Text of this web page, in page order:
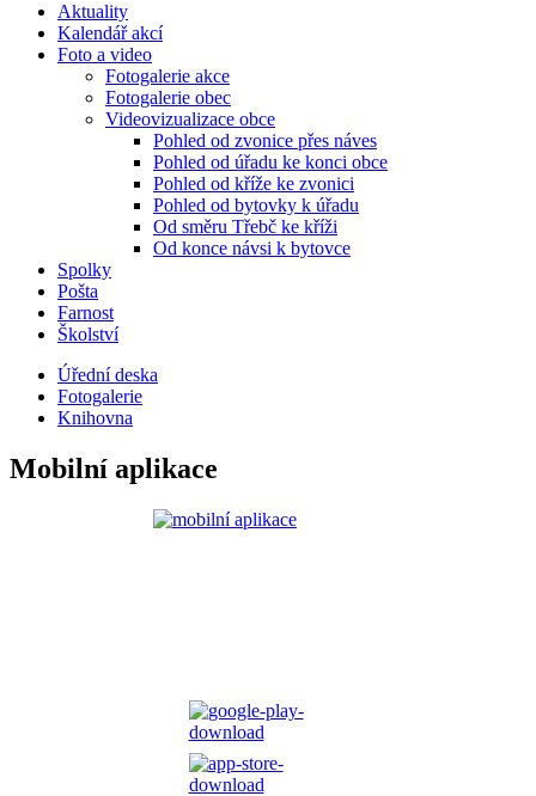
Aktuality
Kalendář akcí
Foto a video
Fotogalerie akce
Fotogalerie obec
Videovizualizace obce
Pohled od zvonice přes náves
Pohled od úřadu ke konci obce
Pohled od kříže ke zvonici
Pohled od bytovky k úřadu
Od směru Třebč ke kříži
Od konce návsi k bytovce
Spolky
Pošta
Farnost
Školství
Úřední deska
Fotogalerie
Knihovna
Mobilní aplikace